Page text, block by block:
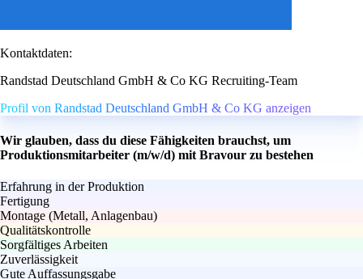
Kontaktdaten:
Randstad Deutschland GmbH & Co KG Recruiting-Team
Profil von Randstad Deutschland GmbH & Co KG anzeigen
Wir glauben, dass du diese Fähigkeiten brauchst, um
Produktionsmitarbeiter (m/w/d) mit Bravour zu bestehen
Erfahrung in der Produktion
Fertigung
Montage (Metall, Anlagenbau)
Qualitätskontrolle
Sorgfältiges Arbeiten
Zuverlässigkeit
Gute Auffassungsgabe